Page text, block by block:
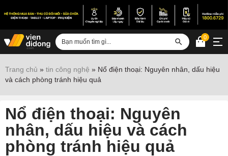
Sửa iPhone
Sửa Vertu
Sửa iPad
0
Trang chủ » tin công nghệ » Nổ điện thoại: Nguyên nhân, dấu hiệu
và cách phòng tránh hiệu quả
Nổ điện thoại: Nguyên
nhân, dấu hiệu và cách
phòng tránh hiệu quả